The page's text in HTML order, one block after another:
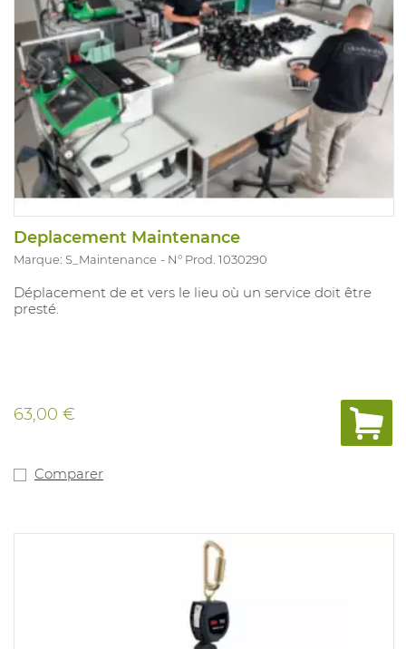
Deplacement Maintenance
Marque: S_Maintenance N° Prod. 1030290
Déplacement de et vers le lieu où un service doit être
presté.
63,00 €
Comparer